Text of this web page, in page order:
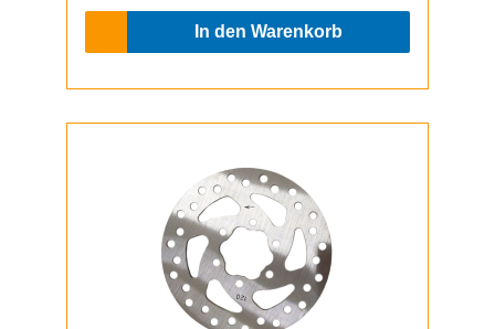
In den Warenkorb